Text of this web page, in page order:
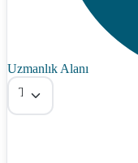
Uzmanlık Alanı
Tümü